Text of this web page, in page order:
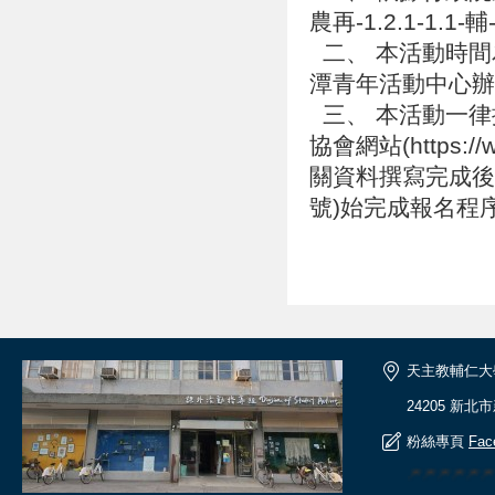
農再-1.2.1-1.1-
二、 本活動時
潭青年活動中心
三、 本活動一
協會網站(https://
關資料撰寫完成
號)始完成報名程
天主教輔仁
24205 新北
粉絲專頁